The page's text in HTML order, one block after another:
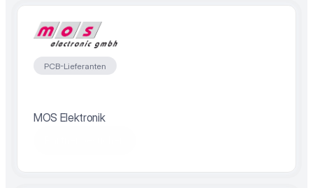
PCB-Lieferanten
MOS Elektronik